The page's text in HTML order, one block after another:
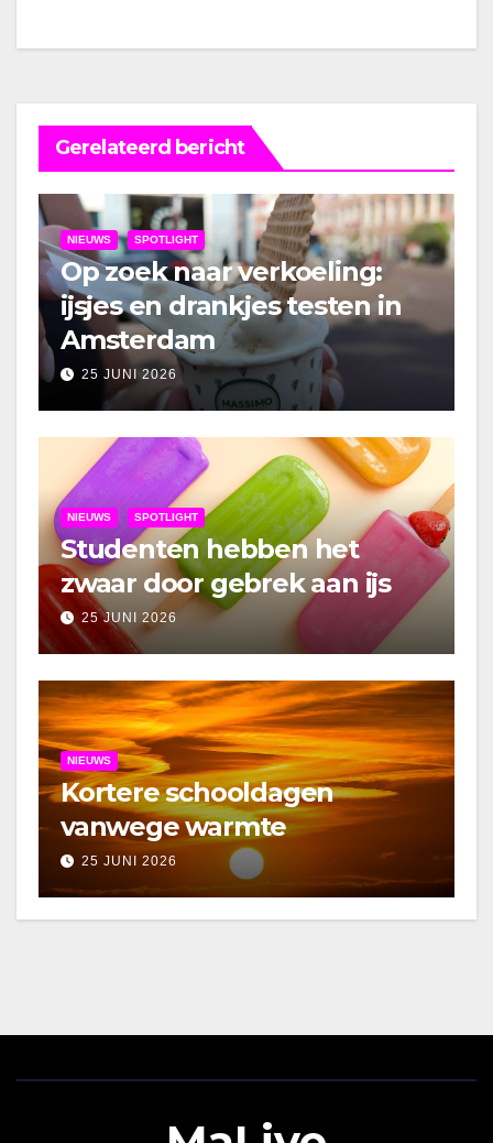
Gerelateerd bericht
NIEUWS SPOTLIGHT
Op zoek naar verkoeling:
ijsjes en drankjes testen in
Amsterdam
25 JUNI 2026
NIEUWS SPOTLIGHT
Studenten hebben het
zwaar door gebrek aan ijs
25 JUNI 2026
NIEUWS
Kortere schooldagen
vanwege warmte
25 JUNI 2026